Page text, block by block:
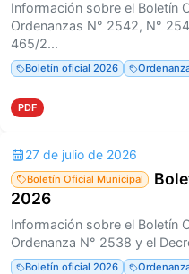
Información sobre el Boletín
Ordenanzas N° 2542, N°
465/2...
Boletín oficial 2026
PDF
27 de julio de 2026
Boletín Oficial Municipal
2026
Información sobre el Boletín
Ordenanza N° 2538 y el
Boletín oficial 2026